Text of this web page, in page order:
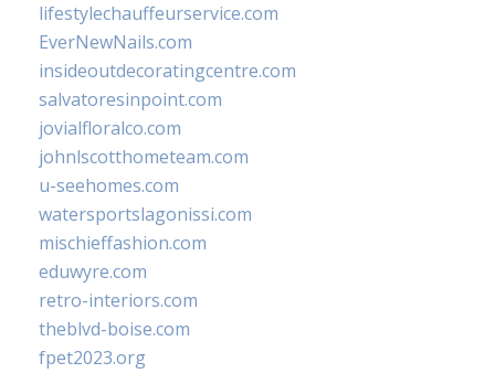
lifestylechauffeurservice.com
EverNewNails.com
insideoutdecoratingcentre.com
salvatoresinpoint.com
jovialfloralco.com
johnlscotthometeam.com
u-seehomes.com
watersportslagonissi.com
mischieffashion.com
eduwyre.com
retro-interiors.com
theblvd-boise.com
fpet2023.org